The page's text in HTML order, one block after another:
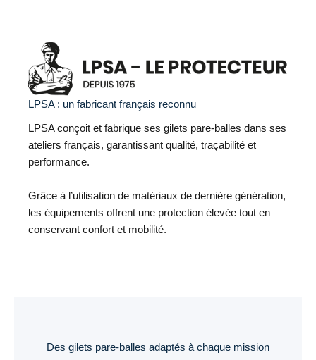
LPSA : un fabricant français reconnu
LPSA conçoit et fabrique ses gilets pare-balles dans ses
ateliers français, garantissant qualité, traçabilité et
performance.
Grâce à l’utilisation de matériaux de dernière génération,
les équipements offrent une protection élevée tout en
conservant confort et mobilité.
Des gilets pare-balles adaptés à chaque mission